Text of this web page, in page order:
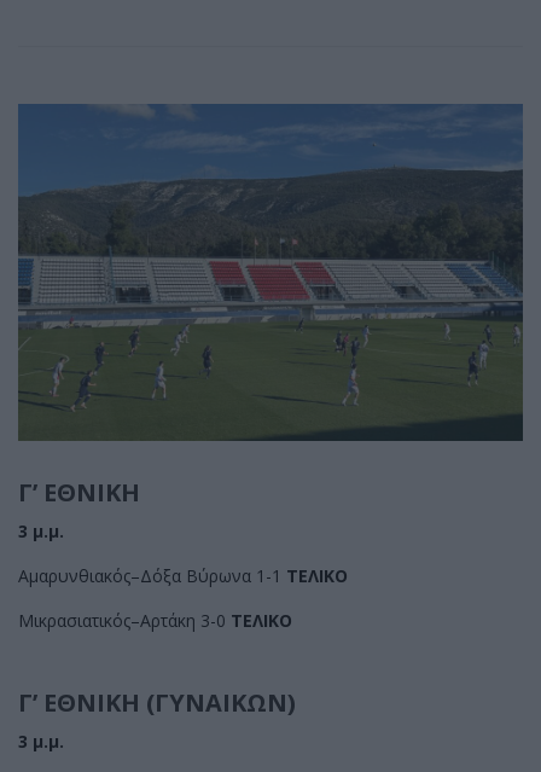
Γ’ ΕΘΝΙΚΗ
3 μ.μ.
Αμαρυνθιακός–Δόξα Βύρωνα 1-1 ΤΕΛΙΚΟ
Μικρασιατικός–Αρτάκη 3-0 ΤΕΛΙΚΟ
Γ’ ΕΘΝΙΚΗ (ΓΥΝΑΙΚΩΝ)
3 μ.μ.